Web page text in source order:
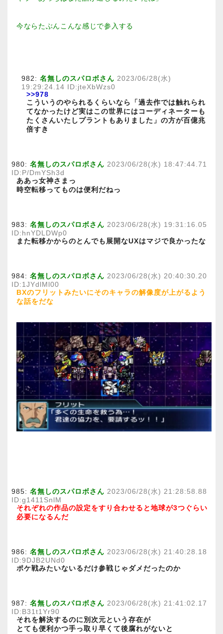
今ならたぶんこんな感じで参入する
982: 名無しのスパロボさん 2023/06/28(水)
19:29:24.14 ID:jteXbWzs0
>>978
こういうのやられるくらいなら「過去作では触れられ
てなかったけど実はこの世界にはコーディネーターも
たくさんいたしプラントもありました」の方が百億兆
倍すき
980: 名無しのスパロボさん 2023/06/28(水) 18:47:44.71
ID:P/DmYSh3d
ああっ女神さまっ
時空転移ってものは便利だねっ
983: 名無しのスパロボさん 2023/06/28(水) 19:31:16.05
ID:hnYDLDWp0
また転移かからのとんでも展開なUXはマジで良かったな
984: 名無しのスパロボさん 2023/06/28(水) 20:40:30.20
ID:1JYdlMl00
BXのフリットみたいにそのキャラの解像度が上がるよう
な話をだな
985: 名無しのスパロボさん 2023/06/28(水) 21:28:58.88
ID:g1411SnlM
それぞれの作品の設定をすり合わせると地球が3つぐらい
必要になるんだ
986: 名無しのスパロボさん 2023/06/28(水) 21:40:28.18
ID:9DJB2UNd0
ポケ戦みたいないるだけ参戦じゃダメだったのか
987: 名無しのスパロボさん 2023/06/28(水) 21:41:02.17
ID:B31t1Yr90
それを解決するのに別次元という存在が
とても便利かつ手っ取り早くて後腐れがないと